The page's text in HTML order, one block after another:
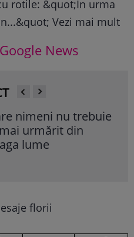
rotile: &quot;In urma
Vezi mai mult
Google News
nimeni nu trebuie
urmărit din
lume
florii